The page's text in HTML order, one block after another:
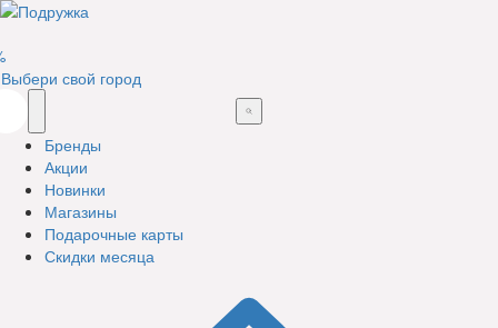
Выбери свой город
Бренды
Акции
Новинки
Магазины
Подарочные карты
Скидки месяца